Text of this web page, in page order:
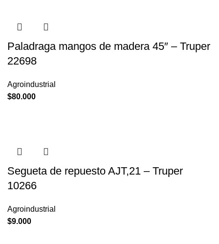
Paladraga mangos de madera 45″ – Truper
22698
Agroindustrial
$80.000
Segueta de repuesto AJT,21 – Truper
10266
Agroindustrial
$9.000